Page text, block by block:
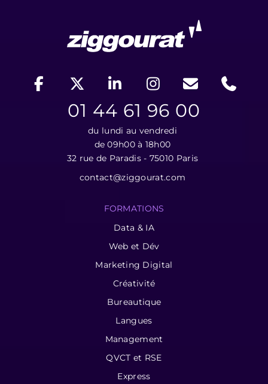
01 44 61 96 00
du lundi au vendredi
de 09h00 à 18h00
32 rue de Paradis - 75010 Paris
contact@ziggourat.com
FORMATIONS
Data & IA
Web et Dév
Marketing Digital
Créativité
Bureautique
Langues
Management
QVCT et RSE
Express